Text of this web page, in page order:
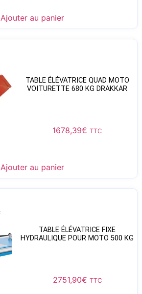
Ajouter au panier
TABLE ÉLÉVATRICE QUAD MOTO
VOITURETTE 680 KG DRAKKAR
1678,39€ TTC
Ajouter au panier
TABLE ÉLÉVATRICE FIXE
HYDRAULIQUE POUR MOTO 500 KG
2751,90€ TTC